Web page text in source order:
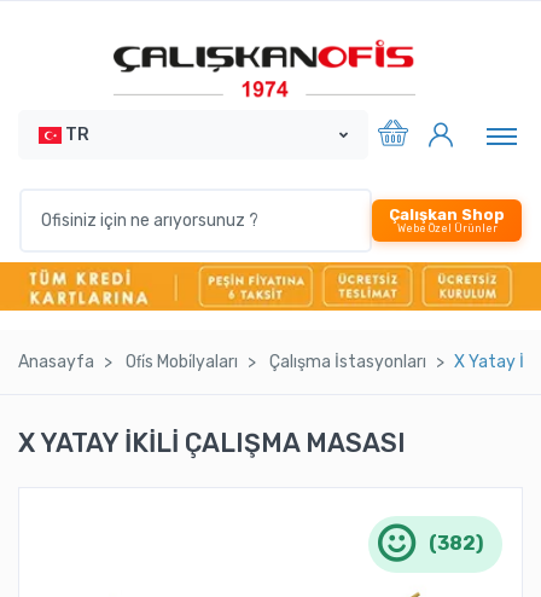
TR
Çalışkan Shop
Webe Özel Ürünler
Anasayfa Ofi̇s Mobi̇lyaları Çalışma İstasyonları X Yatay
X YATAY İKİLİ ÇALIŞMA MASASI
(382)